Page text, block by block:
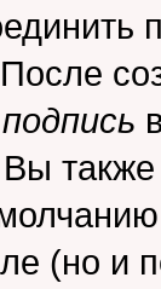
(но и